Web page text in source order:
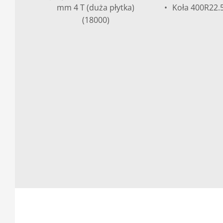
mm 4 T (duża płytka)
(18000)
Koła